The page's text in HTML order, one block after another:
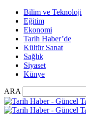
Bilim ve Teknoloji
Eğitim
Ekonomi
Tarih Haber’de
Kültür Sanat
Sağlık
Siyaset
Künye
ARA